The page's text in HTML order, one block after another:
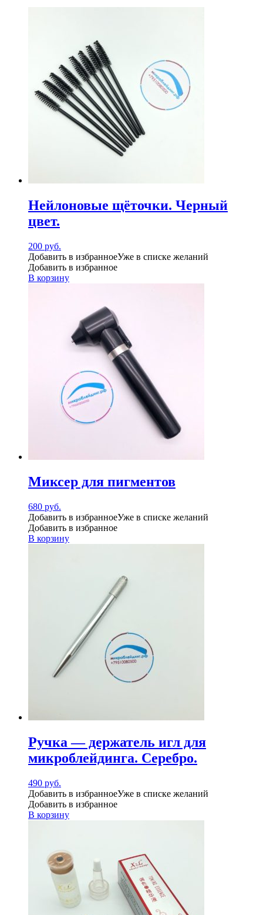
Нейлоновые щёточки. Черный
цвет.
200 руб.
Добавить в избранноеУже в списке желаний
Добавить в избранное
В корзину
Миксер для пигментов
680 руб.
Добавить в избранноеУже в списке желаний
Добавить в избранное
В корзину
Ручка — держатель игл для
микроблейдинга. Серебро.
490 руб.
Добавить в избранноеУже в списке желаний
Добавить в избранное
В корзину